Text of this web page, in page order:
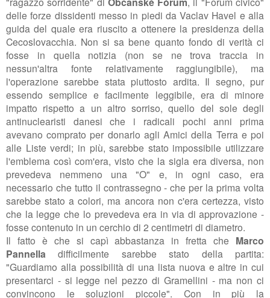
delle forze dissidenti messo in piedi daVaclav Havel e alla
guida del quale era riuscito a ottenere la presidenza della
Cecoslovacchia. Non si sa bene quanto fondo di verità ci
fosse in quella notizia (non se ne trova traccia in
nessun'altra fonte relativamente raggiungibile), ma
l'operazione sarebbe stata piuttosto ardita. Il segno, pur
essendo semplice e facilmente leggibile, era di minore
impatto rispetto a un altro sorriso, quello del sole degli
antinuclearisti danesi che i radicali pochi anni prima
avevano comprato per donarlo agli Amici della Terra e poi
alle Liste verdi; in più, sarebbe stato impossibile utilizzare
l'emblema così com'era, visto che la sigla era diversa, non
prevedeva nemmeno una "O" e, in ogni caso, era
necessario che tutto il contrassegno - che per la prima volta
sarebbe stato a colori, ma ancora non c'era certezza, visto
che la legge che lo prevedeva era in via di approvazione -
fosse contenuto in un cerchio di 2 centimetri di diametro.
Il fatto è che si capì abbastanza in fretta che Marco
Pannella difficilmente sarebbe stato della partita:
"Guardiamo alla possibilità di una lista nuova e altre in cui
presentarci - si legge nel pezzo di Gramellini - ma non ci
convincono le soluzioni piccole". Con in più la